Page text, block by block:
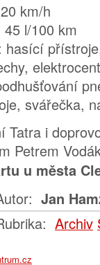
km/h
l/100 km
hasící
svářečka,
Tatra i
Petrem
u města
Jan
Archiv